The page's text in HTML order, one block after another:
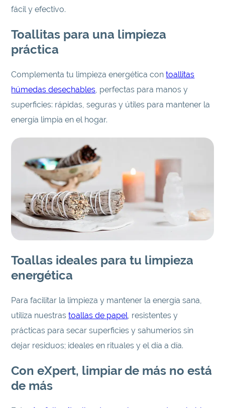
fácil y efectivo.
Toallitas para una limpieza
práctica
Complementa tu limpieza energética contoallitas
húmedas desechables, perfectas para manos y
superficies: rápidas, seguras y útiles para mantener la
energía limpia en el hogar.
Toallas ideales para tu limpieza
energética
Para facilitar la limpieza y mantener la energía sana,
utiliza nuestrastoallas de papel, resistentes y
prácticas para secar superficies y sahumerios sin
dejar residuos; ideales en rituales y el día a día.
Con eXpert, limpiar de más no está
de más